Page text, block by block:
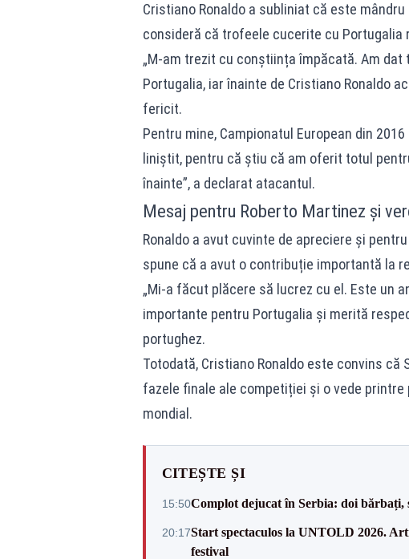
Cristiano Ronaldo a subliniat că este
consideră că trofeele cucerite cu
„M-am trezit cu conștiința împăcată. Am
Portugalia, iar înainte de Cristiano Ronaldo
fericit.
Pentru mine, Campionatul European din
liniștit, pentru că știu că am oferit totul
înainte”, a declarat atacantul.
Mesaj pentru Roberto Martinez și
Ronaldo a avut cuvinte de apreciere și
spune că a avut o contribuție importantă la
„Mi-a făcut plăcere să lucrez cu el. Este un
importante pentru Portugalia și merită
portughez.
Totodată, Cristiano Ronaldo este convins
fazele finale ale competiției și o vede
mondial.
CITEȘTE ȘI
15:50Complot dejucat în Serbia: doi bărbați,
20:17Start spectaculos la UNTOLD 2026.
festival